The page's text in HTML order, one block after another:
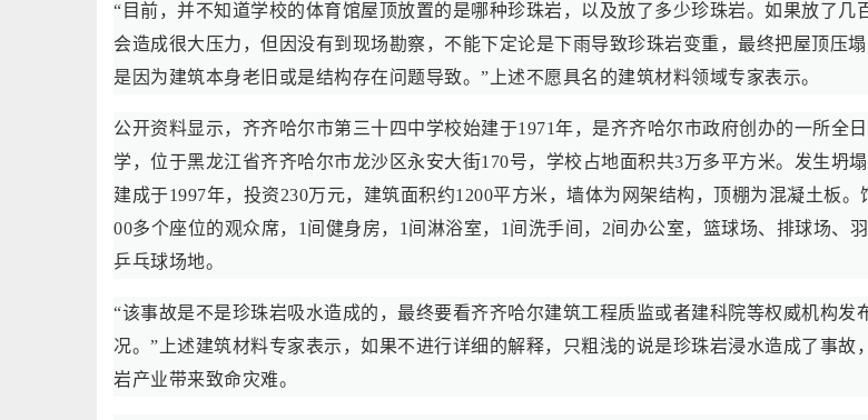
“目前，并不知道学校的体育馆屋顶放置的是哪种珍珠岩，以及放了多少珍珠岩。如果放了几
会造成很大压力，但因没有到现场勘察，不能下定论是下雨导致珍珠岩变重，最终把屋顶压
是因为建筑本身老旧或是结构存在问题导致。”上述不愿具名的建筑材料领域专家表示。
公开资料显示，齐齐哈尔市第三十四中学校始建于1971年，是齐齐哈尔市政府创办的一所全
学，位于黑龙江省齐齐哈尔市龙沙区永安大街170号，学校占地面积共3万多平方米。发生坍
建成于1997年，投资230万元，建筑面积约1200平方米，墙体为网架结构，顶棚为混凝土板。
00多个座位的观众席，1间健身房，1间淋浴室，1间洗手间，2间办公室，篮球场、排球场、羽
乒乓球场地。
“该事故是不是珍珠岩吸水造成的，最终要看齐齐哈尔建筑工程质监或者建科院等权威机构发
况。”上述建筑材料专家表示，如果不进行详细的解释，只粗浅的说是珍珠岩浸水造成了事故
岩产业带来致命灾难。